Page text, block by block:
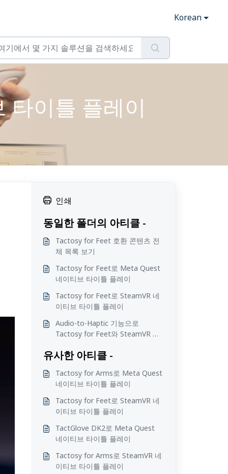
Korean
이틀 플레이
인쇄
동일한 폴더의 아티클 -
Tactosy for Feet 호환 콘텐츠 전
체 목록 보기
Tactosy for Feet로 Meta Quest
네이티브 타이틀 플레이
Tactosy for Feet로 SteamVR 네
이티브 타이틀 플레이
Audio-to-Haptic 기능으로
Tactosy for Feet와 SteamVR 타
유사한 아티클 -
Tactosy for Arms로 Meta Quest
네이티브 타이틀 플레이
Tactosy for Feet로 SteamVR 네
이티브 타이틀 플레이
TactGlove DK2로 Meta Quest
네이티브 타이틀 플레이
Tactosy for Arms로 SteamVR 네
이티브 타이틀 플레이